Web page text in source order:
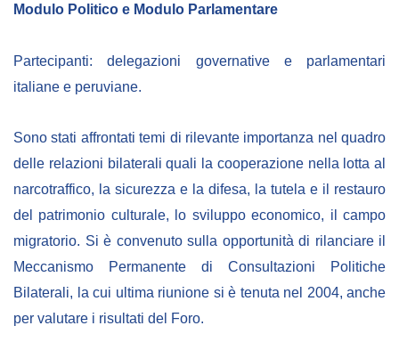
Modulo Politico e Modulo Parlamentare
Partecipanti: delegazioni governative e parlamentari
italiane e peruviane.
Sono stati affrontati temi di rilevante importanza nel quadro
delle relazioni bilaterali quali la cooperazione nella lotta al
narcotraffico, la sicurezza e la difesa, la tutela e il restauro
del patrimonio culturale, lo sviluppo economico, il campo
migratorio. Si è convenuto sulla opportunità di rilanciare il
Meccanismo Permanente di Consultazioni Politiche
Bilaterali, la cui ultima riunione si è tenuta nel 2004, anche
per valutare i risultati del Foro.